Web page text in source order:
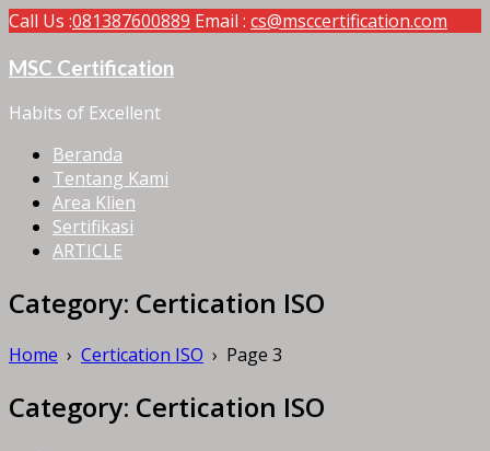
Call Us :081387600889 Email : cs@msccertification.com
MSC Certification
Habits of Excellent
Beranda
Tentang Kami
Area Klien
Sertifikasi
ARTICLE
Category: Certication ISO
Home › Certication ISO › Page 3
Category: Certication ISO